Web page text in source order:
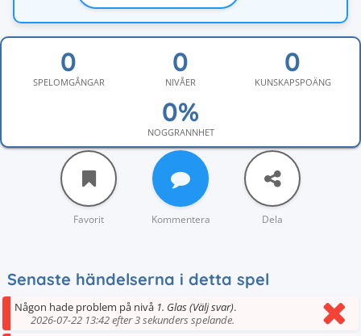
SPELOMGÅNGAR NIVÅER KUNSKAPSPOÄNG
NOGGRANNHET
Favorit Kommentera Dela
Senaste händelserna i detta spel
Någon hade problem på nivå 1. Glas (Välj svar).
2026-07-22 13:42 efter 3 sekunders spelande.